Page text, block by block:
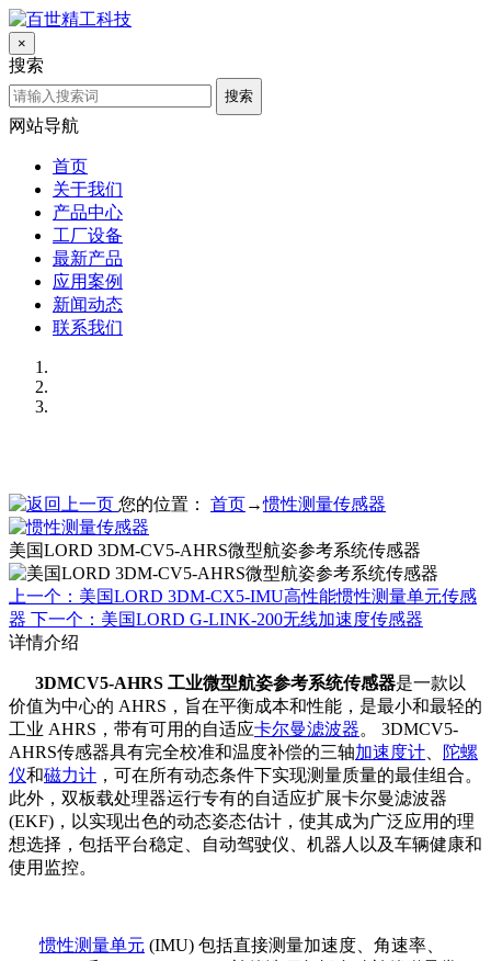
×
搜索
搜索
网站导航
首页
关于我们
产品中心
工厂设备
最新产品
应用案例
新闻动态
联系我们
您的位置： 首页→惯性测量传感器
美国LORD 3DM-CV5-AHRS微型航姿参考系统传感器
上一个：美国LORD 3DM-CX5-IMU高性能惯性测量单元传感
器 下一个：美国LORD G-LINK-200无线加速度传感器
详情介绍
3DMCV5-AHRS 工业微型航姿参考系统传感器是一款以
价值为中心的 AHRS，旨在平衡成本和性能，是最小和最轻的
工业 AHRS，带有可用的自适应卡尔曼滤波器。 3DMCV5-
AHRS传感器具有完全校准和温度补偿的三轴加速度计
陀螺
仪和磁力计 ，可在所有动态条件下实现测量质量的最佳组合。
此外，双板载处理器运行专有的自适应扩展卡尔曼滤波器
(EKF)，以实现出色的动态姿态估计，使其成为广泛应用的理
想选择，包括平台稳定、自动驾驶仪、机器人以及车辆健康和
使用监控。
惯性测量单元 (IMU) 包括直接测量加速度、角速率、